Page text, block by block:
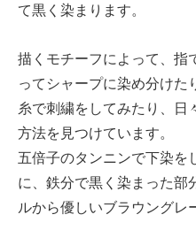
て黒く染まります。
描くモチーフによって、指
ってシャープに染め分けた
糸で刺繍をしてみたり、日
方法を見つけています。
五倍子のタンニンで下染を
に、鉄分で黒く染まった部
ルから優しいブラウングレ